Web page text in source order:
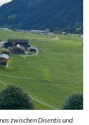
zwischen Disentis und